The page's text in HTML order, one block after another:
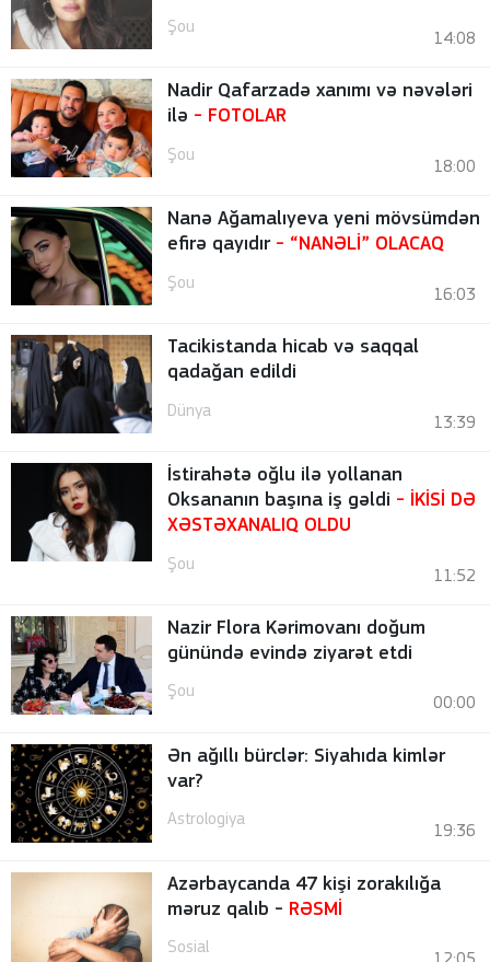
Şou
14:08
Nadir Qafarzadə xanımı və nəvələri
ilə - FOTOLAR
Şou
18:00
Nanə Ağamalıyeva yeni mövsümdən
efirə qayıdır - “NANƏLİ” OLACAQ
Şou
16:03
Tacikistanda hicab və saqqal
qadağan edildi
Dünya
13:39
İstirahətə oğlu ilə yollanan
Oksananın başına iş gəldi - İKİSİ DƏ
XƏSTƏXANALIQ OLDU
Şou
11:52
Nazir Flora Kərimovanı doğum
günündə evində ziyarət etdi
Şou
00:00
Ən ağıllı bürclər: Siyahıda kimlər
var?
Astrologiya
19:36
Azərbaycanda 47 kişi zorakılığa
məruz qalıb - RƏSMİ
Sosial